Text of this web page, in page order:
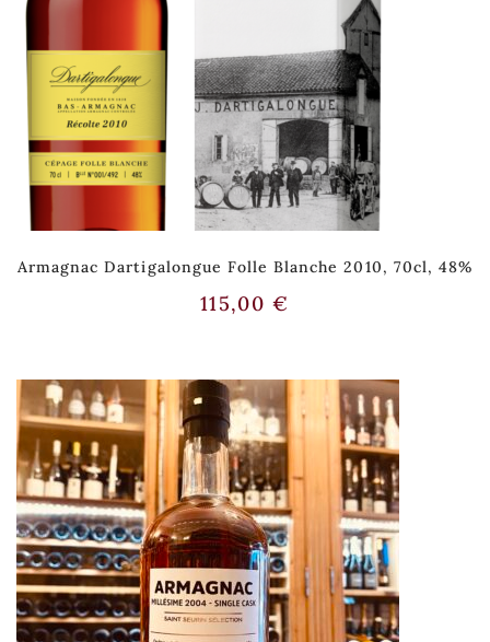
Armagnac Dartigalongue Folle Blanche 2010, 70cl, 48%
115,00 €